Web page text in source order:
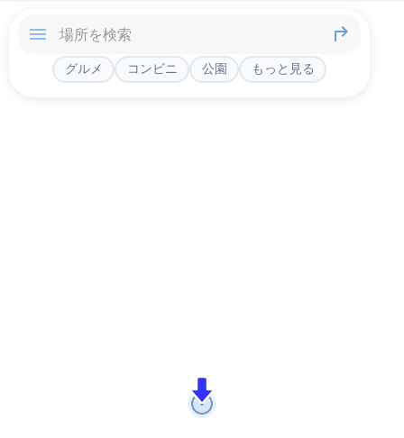
グルメ コンビニ 公園 もっと見る